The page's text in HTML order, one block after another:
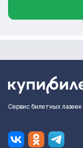
Сервис билетных лазеек